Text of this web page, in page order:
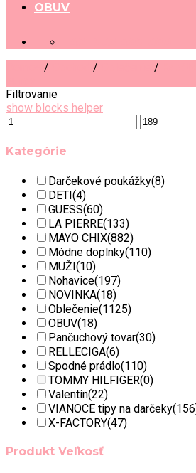
OBUV
/ / /
Filtrovanie
show blocks helper
Kategórie
Darčekové poukážky(8)
DETI(4)
GUESS(60)
LA PIERRE(133)
MAYO CHIX(882)
Módne doplnky(110)
MUŽI(10)
Nohavice(197)
NOVINKA(18)
Oblečenie(1125)
OBUV(18)
Pančuchový tovar(30)
RELLECIGA(6)
Spodné prádlo(110)
TOMMY HILFIGER(0)
Valentín(22)
VIANOCE tipy na darčeky
X-FACTORY(47)
Produkt Veľkosť